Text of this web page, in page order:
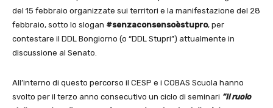
del 15 febbraio organizzate sui territori e la manifestazione del 28
febbraio, sotto lo slogan #senzaconsensoèstupro, per
contestare il DDL Bongiorno (o “DDL Stupri”) attualmente in
discussione al Senato.
All’interno di questo percorso il CESP e i COBAS Scuola hanno
svolto per il terzo anno consecutivo un ciclo di seminari “Il ruolo